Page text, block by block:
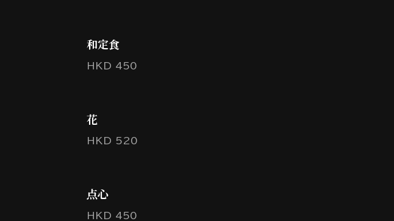
和定食
HKD 450
花
HKD 520
点心
HKD 450